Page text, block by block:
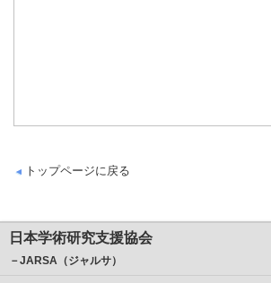
トップページに戻る
日本学術研究支援協会
－JARSA（ジャルサ）